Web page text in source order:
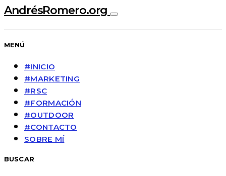
AndrésRomero.org
MENÚ
#INICIO
#MARKETING
#RSC
#FORMACIÓN
#OUTDOOR
#CONTACTO
SOBRE MÍ
BUSCAR